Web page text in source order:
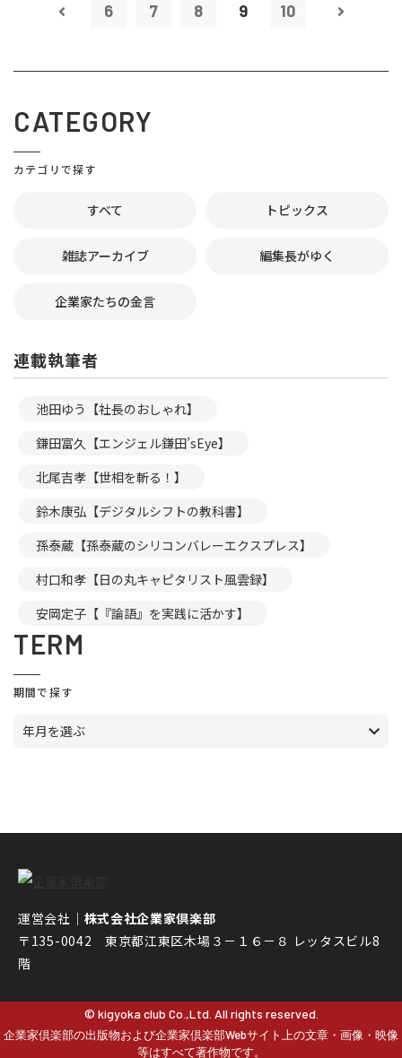
6 7 8 9 10
CATEGORY
カテゴリで探す
すべて トピックス
雑誌アーカイブ 編集長がゆく
企業家たちの金言
連載執筆者
池田ゆう【社長のおしゃれ】
鎌田富久【エンジェル鎌田’sEye】
北尾吉孝【世相を斬る！】
鈴木康弘【デジタルシフトの教科書】
孫泰蔵【孫泰蔵のシリコンバレーエクスプレス】
村口和孝【日の丸キャピタリスト風雲録】
安岡定子【『論語』を実践に活かす】
TERM
期間で探す
年月を選ぶ
運営会社｜ 株式会社企業家倶楽部
〒135-0042 東京都江東区木場３－１６－８ レッタスビル8
階
© kigyoka club Co.,Ltd. All rights reserved.
企業家倶楽部の出版物および企業家倶楽部Webサイト上の文章・画像・映像
等はすべて著作物です。